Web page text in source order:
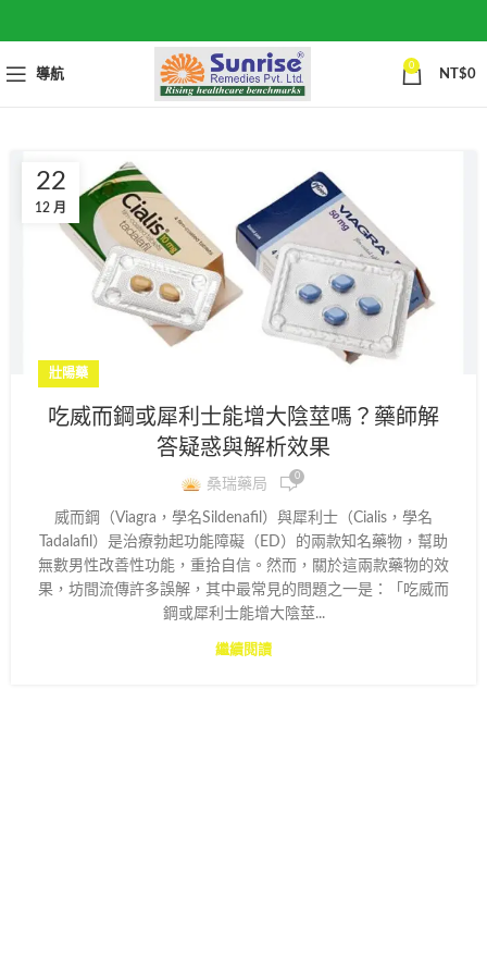
導航
0
NT$0
22
12 月
壯陽藥
吃威而鋼或犀利士能增大陰莖嗎？藥師解
答疑惑與解析效果
桑瑞藥局 0
威而鋼（Viagra，學名Sildenafil）與犀利士（Cialis，學名
Tadalafil）是治療勃起功能障礙（ED）的兩款知名藥物，幫助
無數男性改善性功能，重拾自信。然而，關於這兩款藥物的效
果，坊間流傳許多誤解，其中最常見的問題之一是：「吃威而
鋼或犀利士能增大陰莖...
繼續閱讀